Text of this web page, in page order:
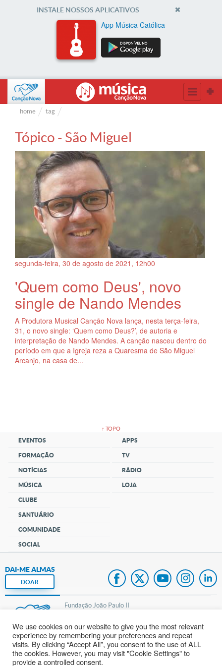
INSTALE NOSSOS APLICATIVOS
App Música Católica
home tag
Tópico - São Miguel
segunda-feira, 30 de agosto de 2021, 12h00
'Quem como Deus', novo
single de Nando Mendes
A Produtora Musical Canção Nova lança, nesta terça-feira,
31, o novo single: ‘Quem como Deus?’, de autoria e
interpretação de Nando Mendes. A canção nasceu dentro do
período em que a Igreja reza a Quaresma de São Miguel
Arcanjo, na casa de...
↑ TOPO
EVENTOS
FORMAÇÃO
NOTÍCIAS
MÚSICA
CLUBE
SANTUÁRIO
COMUNIDADE
SOCIAL
APPS
TV
RÁDIO
LOJA
DAI-ME ALMAS
DOAR
Fundação João Paulo II
Pedido de Oração
Mapa do site
We use cookies on our website to give you the most relevant
experience by remembering your preferences and repeat
visits. By clicking “Accept All”, you consent to the use of ALL
the cookies. However, you may visit "Cookie Settings" to
provide a controlled consent.